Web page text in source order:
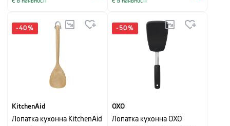
-40 %
KitchenAid
Лопатка кухонна KitchenAid
-50 %
OXO
Лопатка кухонна OXO